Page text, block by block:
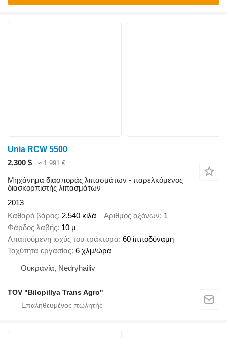
Unia RCW 5500
2.300 $
≈ 1.991 €
Μηχάνημα διασποράς λιπασμάτων - παρελκόμενος
διασκορπιστής λιπασμάτων
2013
Καθαρό βάρος 2.540 κιλά Αριθμός αξόνων 1
Φάρδος λαβής 10 μ
Απαιτούμενη ισχύς του τράκτορα 60 ίπποδύναμη
Ταχύτητα εργασίας 6 χλμ/ώρα
Ουκρανία, Nedryhailiv
TOV "Bilopillya Trans Agro"